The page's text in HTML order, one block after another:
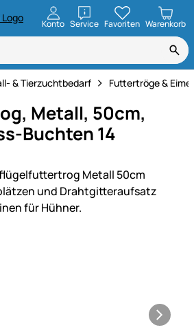
Konto ServiceöffnenFavoriten Warenkorb
& Tierzuchtbedarf Futtertröge & Eimer
Metall, 50cm,
Buchten 14